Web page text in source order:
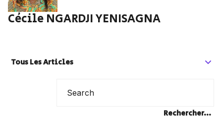
Cécile NGARDJI YENISAGNA
Tous Les Articles
Rechercher...